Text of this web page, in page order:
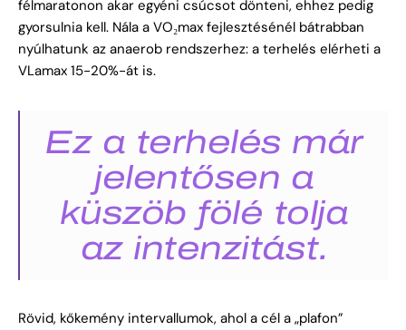
félmaratonon akar egyéni csúcsot dönteni, ehhez pedig
gyorsulnia kell. Nála a VO₂max fejlesztésénél bátrabban
nyúlhatunk az anaerob rendszerhez: a terhelés elérheti a
VLamax 15-20%-át is.
Ez a terhelés már
jelentősen a
küszöb fölé tolja
az intenzitást.
Rövid, kőkemény intervallumok, ahol a cél a „plafon”